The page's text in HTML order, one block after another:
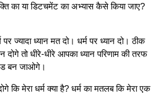
का या डिटचमेंट का अभ्यास कैसे किया जाए?
ज्यादा ध्यान मत दो। धर्म पर ध्यान दो। ठीक
दोगे तो धीरे-धीरे आपका ध्यान परिणाम की तरफ
बन जाओगे।
कि मेरा धर्म क्या है? धर्म का मतलब कि मेरा एक